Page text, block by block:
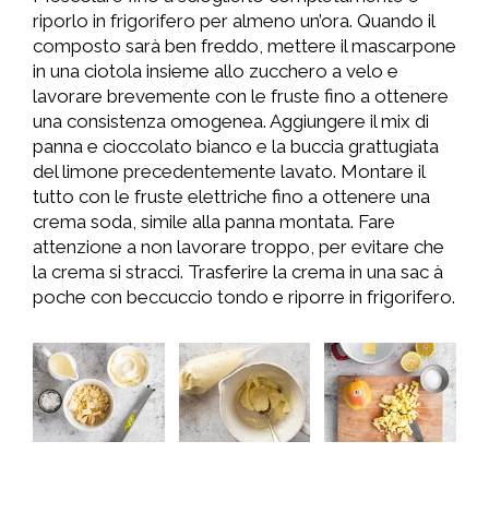
riporlo in frigorifero per almeno un’ora. Quando il
composto sarà ben freddo, mettere il mascarpone
in una ciotola insieme allo zucchero a velo e
lavorare brevemente con le fruste fino a ottenere
una consistenza omogenea. Aggiungere il mix di
panna e cioccolato bianco e la buccia grattugiata
del limone precedentemente lavato. Montare il
tutto con le fruste elettriche fino a ottenere una
crema soda, simile alla panna montata. Fare
attenzione a non lavorare troppo, per evitare che
la crema si stracci. Trasferire la crema in una sac à
poche con beccuccio tondo e riporre in frigorifero.